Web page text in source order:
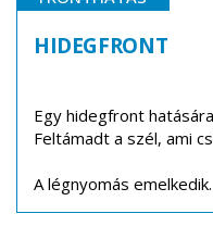
HIDEGFRONT
Egy hidegfront
Feltámadt a szél, ami
A légnyomás emelkedik.